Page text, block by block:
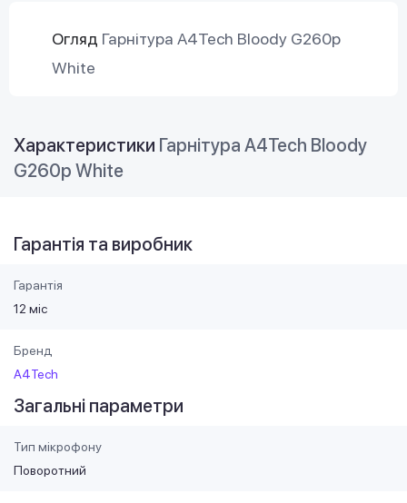
Огляд Гарнітура A4Tech Bloody G260p
White
Характеристики Гарнітура A4Tech Bloody
G260p White
Гарантія та виробник
Гарантія
12 міс
Бренд
A4Tech
Загальні параметри
Тип мікрофону
Поворотний